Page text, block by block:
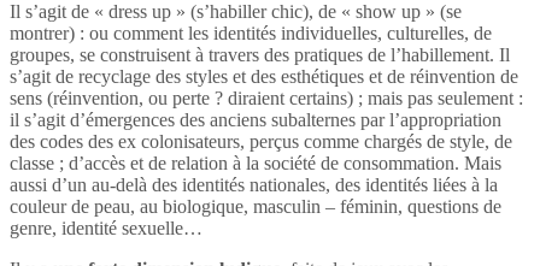
Il s’agit de « dress up » (s’habiller chic), de « show up » (se
montrer) : ou comment les identités individuelles, culturelles, de
groupes, se construisent à travers des pratiques de l’habillement. Il
s’agit de recyclage des styles et des esthétiques et de réinvention de
sens (réinvention, ou perte ? diraient certains) ; mais pas seulement :
il s’agit d’émergences des anciens subalternes par l’appropriation
des codes des ex colonisateurs, perçus comme chargés de style, de
classe ; d’accès et de relation à la société de consommation. Mais
aussi d’un au-delà des identités nationales, des identités liées à la
couleur de peau, au biologique, masculin – féminin, questions de
genre, identité sexuelle…